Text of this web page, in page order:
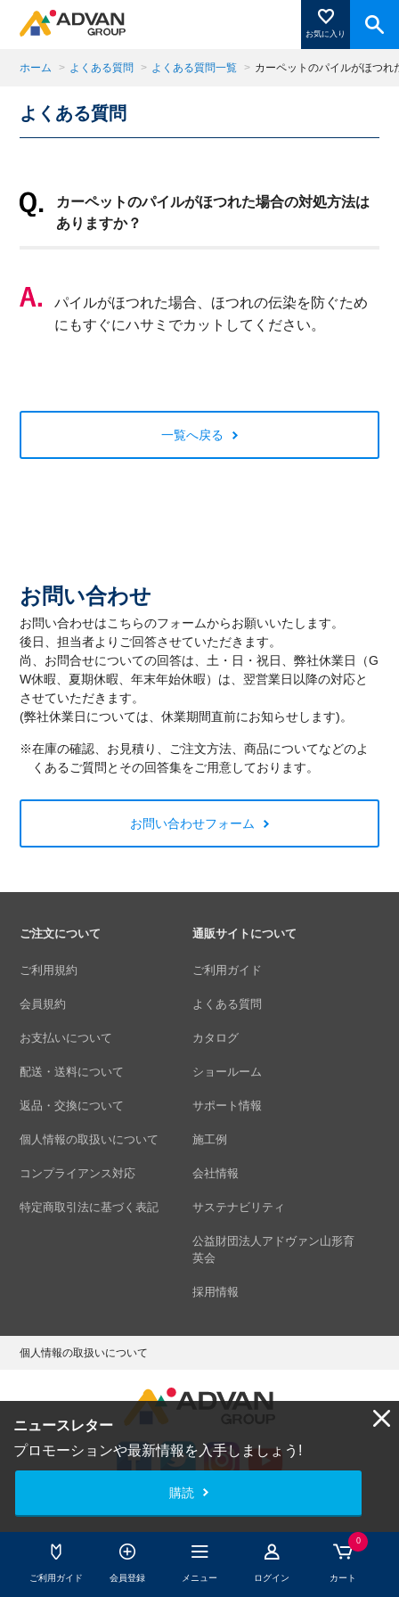
お気に入り
ご利用ガイド 会員登録 メニュー ログイン
0
カート
商品ページにある「お気に入り登録」を押すと登録した
商品がここに表示されます。
ニュースレター
プロモーションや最新情報を入手しましょう!
購読
ホーム > よくある質問 > よくある質問一覧 > カーペットのパイルがほつ
よくある質問
カーペットのパイルがほつれた場合の対処方法は
ありますか？
パイルがほつれた場合、ほつれの伝染を防ぐため
にもすぐにハサミでカットしてください。
一覧へ戻る
お問い合わせ
お問い合わせはこちらのフォームからお願いいたします。
後日、担当者よりご回答させていただきます。
尚、お問合せについての回答は、土・日・祝日、弊社休業日（G
W休暇、夏期休暇、年末年始休暇）は、翌営業日以降の対応と
させていただきます。
(弊社休業日については、休業期間直前にお知らせします)。
※在庫の確認、お見積り、ご注文方法、商品についてなどのよ
くあるご質問とその回答集をご用意しております。
お問い合わせフォーム
ご注文について
ご利用規約
会員規約
お支払いについて
配送・送料について
返品・交換について
個人情報の取扱いについて
コンプライアンス対応
特定商取引法に基づく表記
通販サイトについて
ご利用ガイド
よくある質問
カタログ
ショールーム
サポート情報
施工例
会社情報
サステナビリティ
公益財団法人アドヴァン山形育
英会
採用情報
個人情報の取扱いについて